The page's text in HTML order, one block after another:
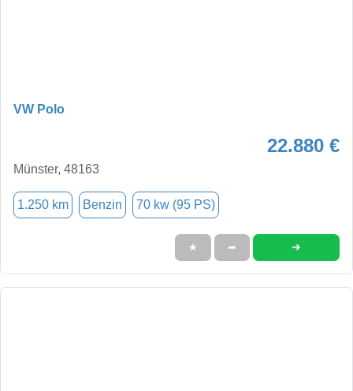
VW Polo
22.880 €
Münster, 48163
1.250 km Benzin 70 kw (95 PS)
★ ➦ ➜